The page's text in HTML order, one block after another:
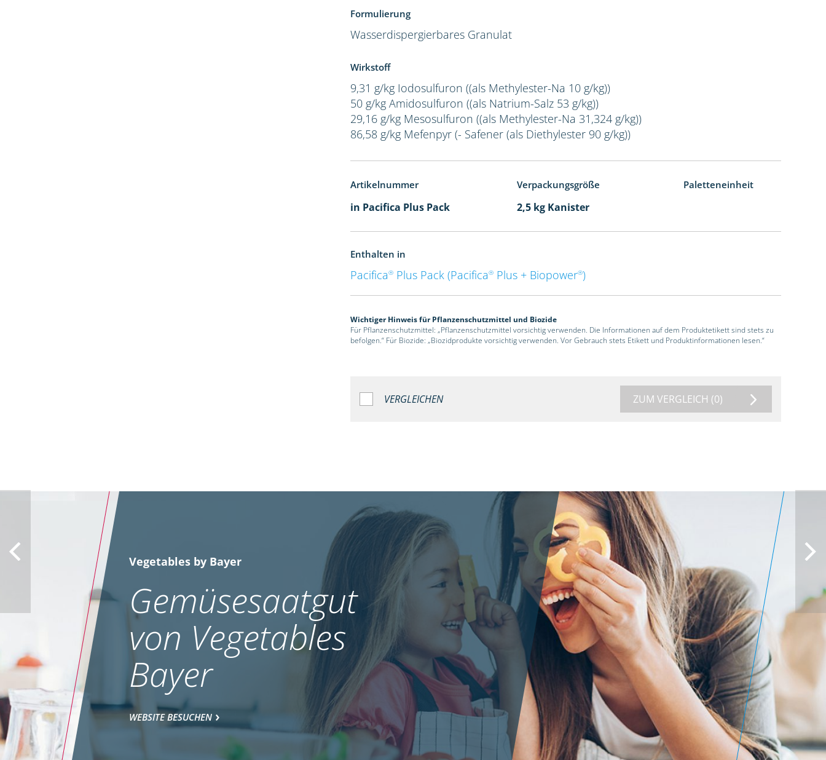
Formulierung
Wasserdispergierbares Granulat
Wirkstoff
9,31 g/kg Iodosulfuron ((als Methylester-Na 10 g/kg))
50 g/kg Amidosulfuron ((als Natrium-Salz 53 g/kg))
29,16 g/kg Mesosulfuron ((als Methylester-Na 31,324 g/kg))
86,58 g/kg Mefenpyr (- Safener (als Diethylester 90 g/kg))
Artikelnummer Verpackungsgröße Paletteneinheit
in Pacifica Plus Pack 2,5 kg Kanister
Enthalten in
Pacifica® Plus Pack (Pacifica® Plus + Biopower®)
Wichtiger Hinweis für Pflanzenschutzmittel und Biozide
Für Pflanzenschutzmittel: „Pflanzenschutzmittel vorsichtig verwenden. Die Informationen auf dem Produktetikett sind stets zu
befolgen.“ Für Biozide: „Biozidprodukte vorsichtig verwenden. Vor Gebrauch stets Etikett und Produktinformationen lesen.“
VERGLEICHEN ZUM VERGLEICH (0)
Vegetables by Bayer
Gemüsesaatgut
von Vegetables
Bayer
WEBSITE BESUCHEN